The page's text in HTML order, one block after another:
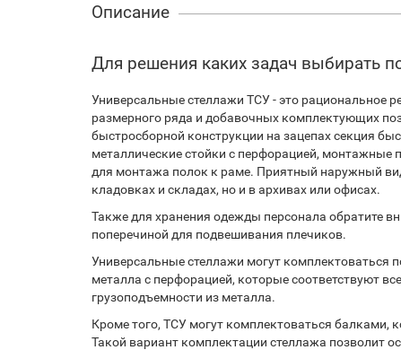
Описание
Для решения каких задач выбирать
Универсальные стеллажи ТСУ - это рациональное
размерного ряда и добавочных комплектующих
быстросборной конструкции на зацепах секция
металлические стойки с перфорацией,
для монтажа полок к раме. Приятный наружный
кладовках и складах, но и в архивах или офисах.
Также для хранения одежды персонала обратите
поперечиной для подвешивания плечиков.
Универсальные стеллажи могут комплектоваться
металла с перфорацией, которые соответствуют
грузоподъемности из металла.
Кроме того, ТСУ могут комплектоваться балками,
Такой вариант комплектации стеллажа позволит